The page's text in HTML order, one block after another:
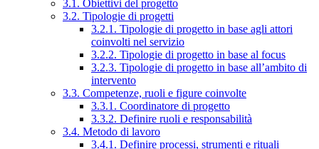
3.1. Obiettivi del progetto
3.2. Tipologie di progetti
3.2.1. Tipologie di progetto in base agli attori
coinvolti nel servizio
3.2.2. Tipologie di progetto in base al focus
3.2.3. Tipologie di progetto in base all’ambito di
intervento
3.3. Competenze, ruoli e figure coinvolte
3.3.1. Coordinatore di progetto
3.3.2. Definire ruoli e responsabilità
3.4. Metodo di lavoro
3.4.1. Definire processi, strumenti e rituali